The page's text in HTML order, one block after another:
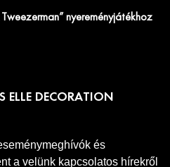
Tweezerman” nyereményjátékhoz
ELLE DECORATION
és
a velünk kapcsolatos hírekről